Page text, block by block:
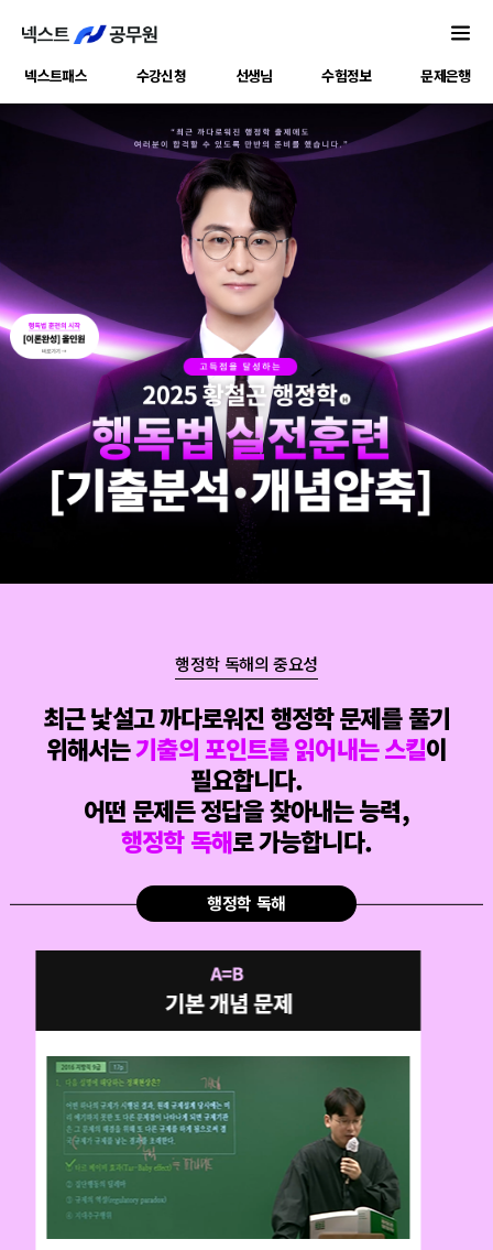
넥스트패스 수강신청 선생님 수험정보 문제은행
행정학 독해의 중요성
최근 낯설고 까다로워진 행정학 문제를 풀기
위해서는기출의 포인트를 읽어내는 스킬이
필요합니다.
어떤 문제든 정답을 찾아내는 능력,
행정학 독해로 가능합니다.
행정학 독해